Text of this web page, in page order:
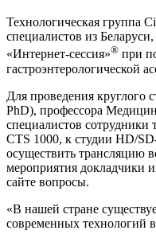
Технологическая группа
специалистов из
«Интернет-сессия»® при
гастроэнтерологической
Для проведения круглого
PhD), профессора
специалистов сотрудники
CTS 1000, к студии HD/
осуществить трансляцию
мероприятия докладчики
сайте вопросы.
«В нашей стране
современных технологий